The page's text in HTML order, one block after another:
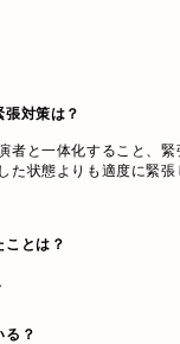
対策は？
者と一体化すること、緊
た状態よりも適度に緊
ことは？
る？